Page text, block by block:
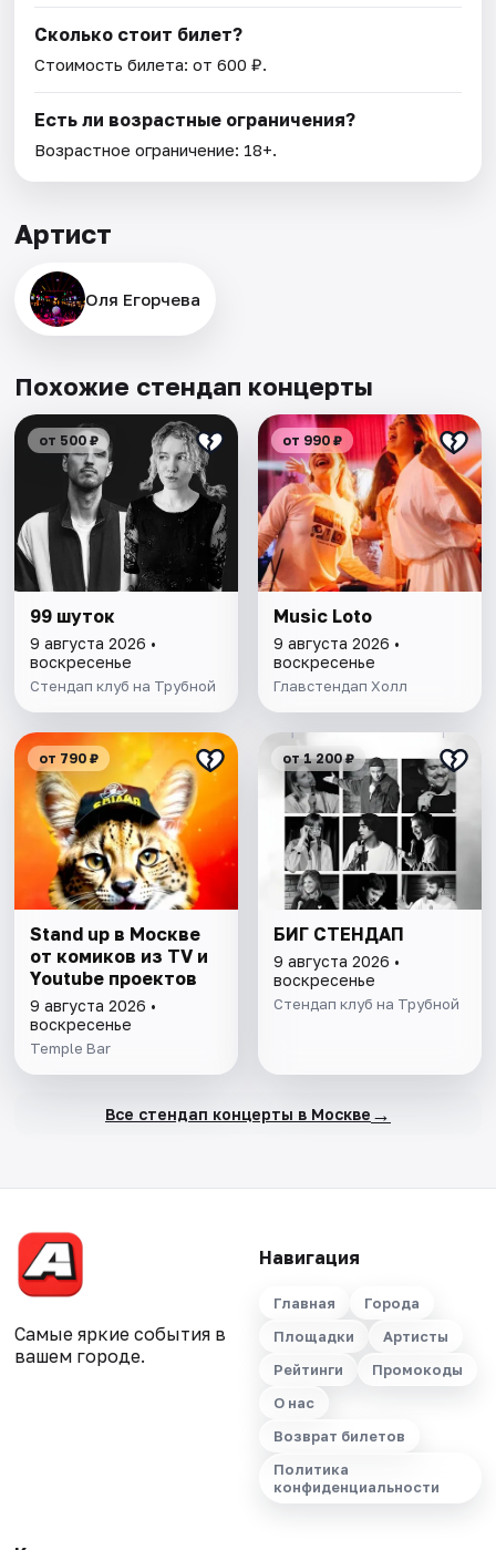
Сколько стоит билет?
Стоимость билета: от 600 ₽.
Есть ли возрастные ограничения?
Возрастное ограничение: 18+.
Артист
Оля Егорчева
Похожие стендап концерты
от 500 ₽
99 шуток
9 августа 2026 •
воскресенье
Стендап клуб на Трубной
от 990 ₽
Music Loto
9 августа 2026 •
воскресенье
Главстендап Холл
от 790 ₽
Stand up в Москве
от комиков из TV и
Youtube проектов
9 августа 2026 •
воскресенье
Temple Bar
от 1 200 ₽
БИГ СТЕНДАП
9 августа 2026 •
воскресенье
Стендап клуб на Трубной
Все стендап концерты в Москве →
Самые яркие события в
вашем городе.
Навигация
Главная
Города
Площадки
Артисты
Рейтинги
Промокоды
О нас
Возврат билетов
Политика
конфиденциальности